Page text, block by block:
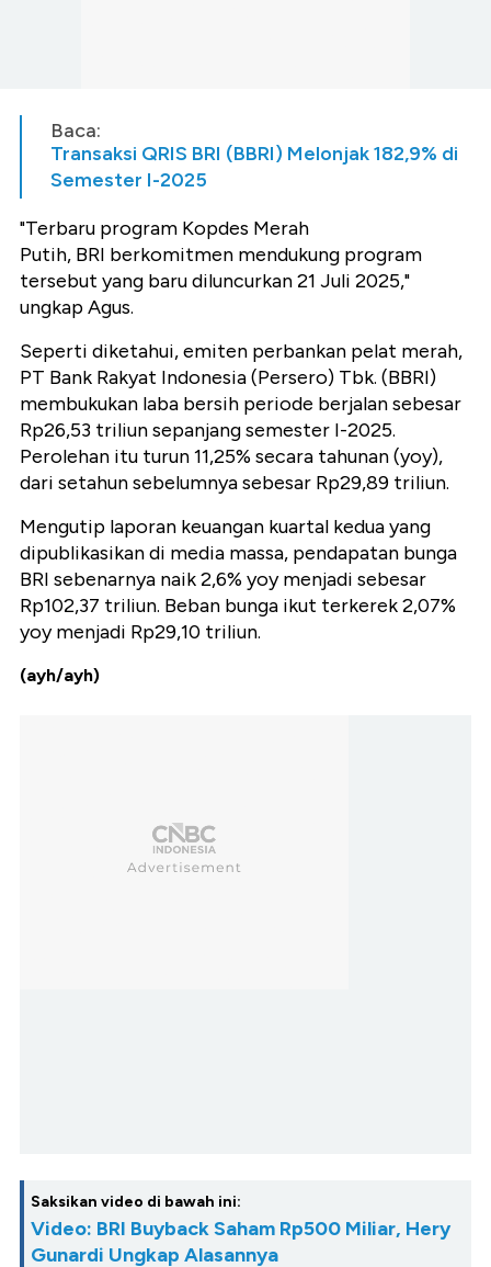
Baca:
Transaksi QRIS BRI (BBRI) Melonjak 182,9% di
Semester I-2025
"Terbaru program Kopdes Merah
Putih, BRI berkomitmen mendukung program
tersebut yang baru diluncurkan 21 Juli 2025,"
ungkap Agus.
Seperti diketahui, emiten perbankan pelat merah,
PT Bank Rakyat Indonesia (Persero) Tbk. (BBRI)
membukukan laba bersih periode berjalan sebesar
Rp26,53 triliun sepanjang semester I-2025.
Perolehan itu turun 11,25% secara tahunan (yoy),
dari setahun sebelumnya sebesar Rp29,89 triliun.
Mengutip laporan keuangan kuartal kedua yang
dipublikasikan di media massa, pendapatan bunga
BRI sebenarnya naik 2,6% yoy menjadi sebesar
Rp102,37 triliun. Beban bunga ikut terkerek 2,07%
yoy menjadi Rp29,10 triliun.
(ayh/ayh)
Saksikan video di bawah ini:
Video: BRI Buyback Saham Rp500 Miliar, Hery
Gunardi Ungkap Alasannya